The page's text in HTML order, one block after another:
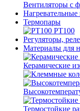
Вентиляторы с
Термопары
PT100
Регуляторы, реле
Материалы для
Керамические
Термостойкие